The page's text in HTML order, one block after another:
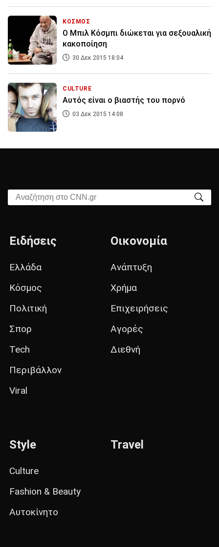
ΚΟΣΜΟΣ
Ο Μπιλ Κόσμπι διώκεται για σεξουαλική
κακοποίηση
30 Δεκ 2015 18:04
CULTURE
Αυτός είναι ο βιαστής του πορνό
03 Δεκ 2015 14:08
Αναζήτηση στο CNN.gr
Ειδήσεις
Ελλάδα
Κόσμος
Πολιτική
Σπορ
Tech
Περιβάλλον
Viral
Οικονομία
Ανάπτυξη
Χρήμα
Επιχειρήσεις
Αγορές
Διεθνή
Style
Culture
Fashion & Beauty
Αυτοκίνητο
Travel